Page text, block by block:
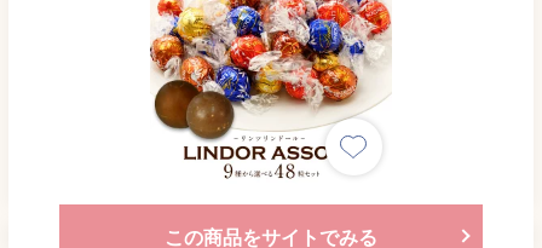
この商品をサイトでみる